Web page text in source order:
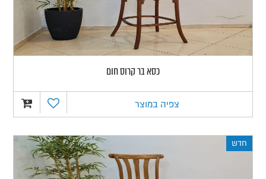
כסא בר קרוס חום
צפיה במוצר
חדש